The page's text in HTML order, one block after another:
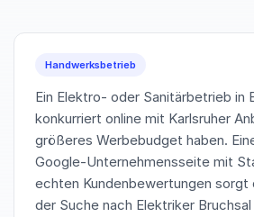
Handwerksbetrieb
Ein Elektro- oder Sanitärbetrieb in
konkurriert online mit Karlsruher
größeres Werbebudget haben.
Google-Unternehmensseite mit
echten Kundenbewertungen sorgt
der Suche nach Elektriker